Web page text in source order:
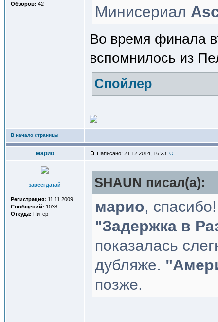
Обзоров: 42 Минисериал
Во время финала
вспомнилось из
Спойлер
В начало страницы
марио Написано: 21.12.2014, 16:23
завсегдатай
Регистрация: 11.11.2009
Сообщений: 1038
Откуда: Питер
SHAUN писал(a):
марио,
"Задержка в
показалась
дубляже.
позже.